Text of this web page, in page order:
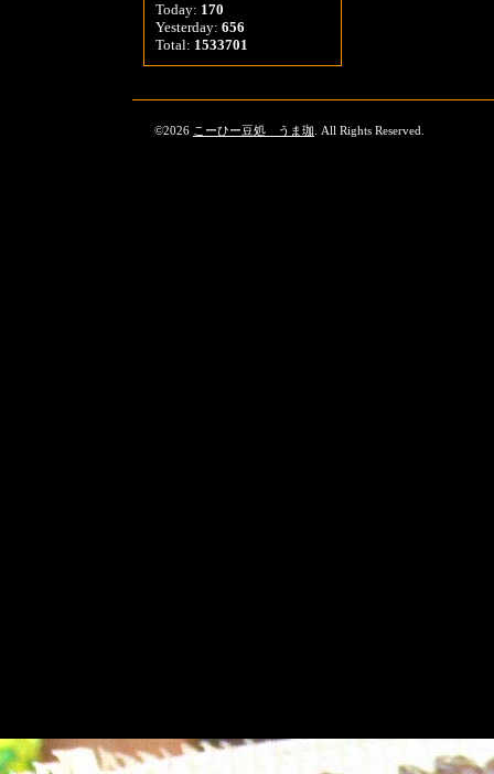
Today: 170
Yesterday: 656
Total: 1533701
©2026 こーひー豆処 うま珈 . All Rights Reserved.